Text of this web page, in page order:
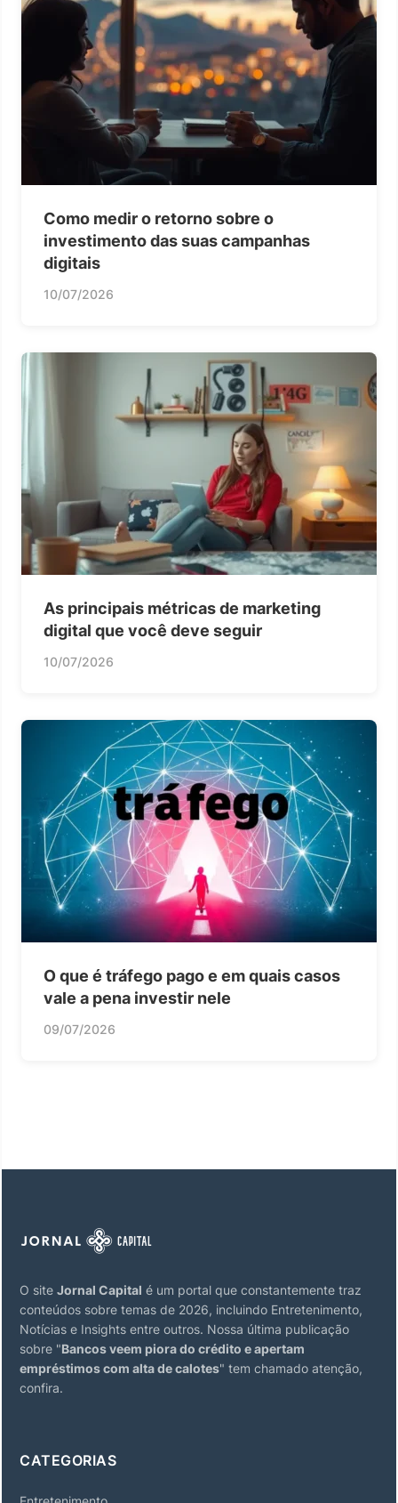
Como medir o retorno sobre o
investimento das suas campanhas
digitais
10/07/2026
As principais métricas de marketing
digital que você deve seguir
10/07/2026
O que é tráfego pago e em quais casos
vale a pena investir nele
09/07/2026
O site Jornal Capital é um portal que constantemente traz
conteúdos sobre temas de 2026, incluindo Entretenimento,
Notícias e Insights entre outros. Nossa última publicação
sobre "Bancos veem piora do crédito e apertam
empréstimos com alta de calotes" tem chamado atenção,
confira.
CATEGORIAS